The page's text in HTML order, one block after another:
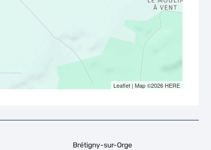
Leaflet| Map ©2026 HERE
Brétigny-sur-Orge